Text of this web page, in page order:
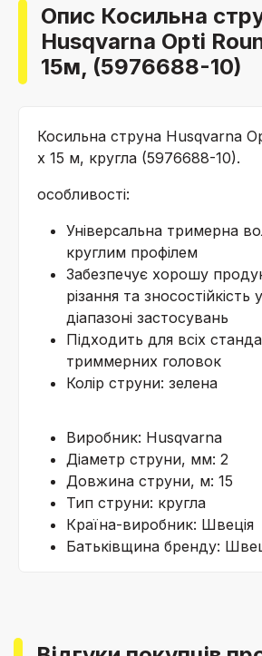
Опис Косильна
Husqvarna Opti
15м, (5976688-10)
Косильна струна Husqvarna
x 15 м, кругла (5976688-10).
особливості:
Універсальна тримерна
круглим профілем
Забезпечує хорошу
різання та
діапазоні застосувань
Підходить для всіх
триммерних головок
Колір струни: зелена
Виробник: Husqvarna
Діаметр струни, мм: 2
Довжина струни, м: 15
Тип струни: кругла
Країна-виробник: Швеція
Батьківщина бренду: